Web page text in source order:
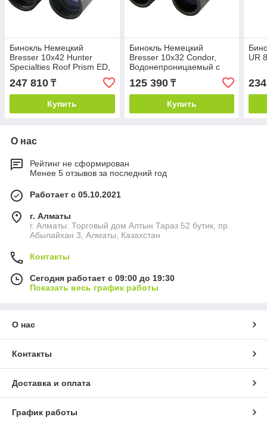
Бинокль Немецкий
Bresser 10x42 Hunter
Specialties Roof Prism ED,
угол обзора 6.5 градусов
247 810 ₸
Купить
Бинокль Немецкий
Bresser 10x32 Condor,
Водонепроницаемый с
Roof Призмой, Угол
Обзора 5.8 Градусов
125 390₸
Купить
UR
О нас
Рейтинг не сформирован
Менее 5 отзывов за последний год
Работает с 05.10.2021
г. Алматы
г. Алматы: Торговый дом Алтын Тараз 52 бутик, пр.
Абылайхан 3, Алматы, Казахстан
Контакты
Сегодня работает с 09:00 до 19:30
Показать весь график работы
О нас
Контакты
Доставка и оплата
График работы